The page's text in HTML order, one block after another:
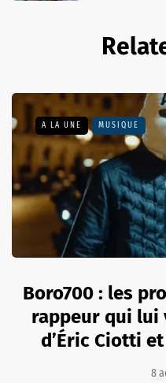
A LA UNE MUSIQUE
Boro700 : les
rappeur qui lui
d’Éric Ciotti
8